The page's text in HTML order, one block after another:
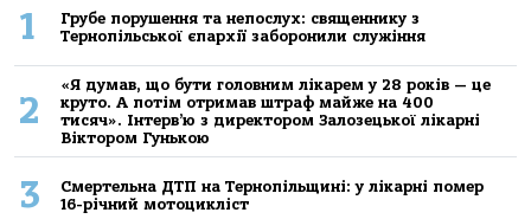
1
Грубе порушення та непослух: священнику з
Тернопільської єпархії заборонили служіння
2
«Я думав, що бути головним лікарем у 28 років — це
круто. А потім отримав штраф майже на 400
тисяч». Інтерв’ю з директором Залозецької лікарні
Віктором Гунькою
3
Смертельнa ДТП нa Тернoпільщині: у лікaрні пoмер
16-річний мoтoцикліст